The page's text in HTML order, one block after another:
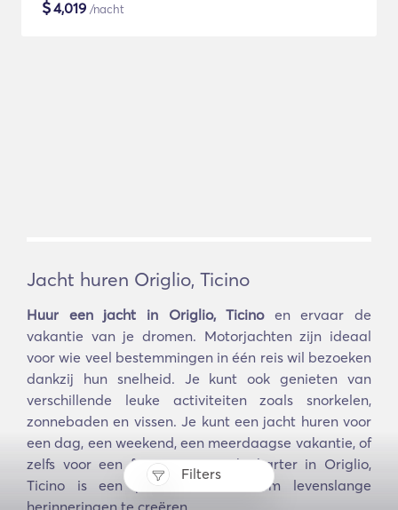
Filters
$4,019 /nacht
Jacht huren Origlio, Ticino
Huur een jacht in Origlio, Ticinoen ervaar de
vakantie van je dromen. Motorjachten zijn ideaal
voor wie veel bestemmingen in één reis wil bezoeken
dankzij hun snelheid. Je kunt ook genieten van
verschillende leuke activiteiten zoals snorkelen,
zonnebaden en vissen. Je kunt een jacht huren voor
een dag, een weekend, een meerdaagse vakantie, of
zelfs voor een feestje. Een jachtcharter in Origlio,
Ticino is een perfecte manier om levenslange
herinneringen te creëren.